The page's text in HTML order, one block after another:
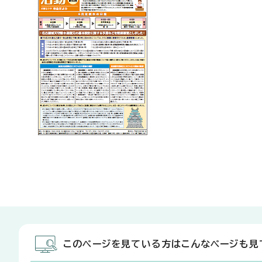
このページを見ている方はこんなページも見